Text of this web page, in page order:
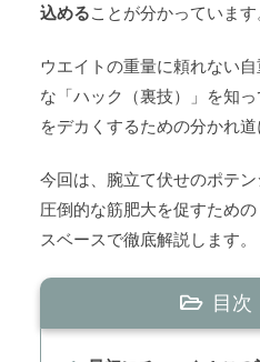
込めることが分かっています
ウエイトの重量に頼れない
な「ハック（裏技）」を知
をデカくするための分かれ道
今回は、腕立て伏せのポテン
圧倒的な筋肥大を促すため
スベースで徹底解説します。
目次